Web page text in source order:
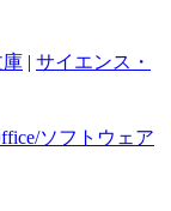
庫 | サイエンス・
ソフトウェア